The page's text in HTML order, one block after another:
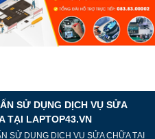
SỬ DỤNG DỊCH VỤ SỬA
TẠI LAPTOP43.VN
SỬ DỤNG DỊCH VỤ SỬA CHỮA TẠI